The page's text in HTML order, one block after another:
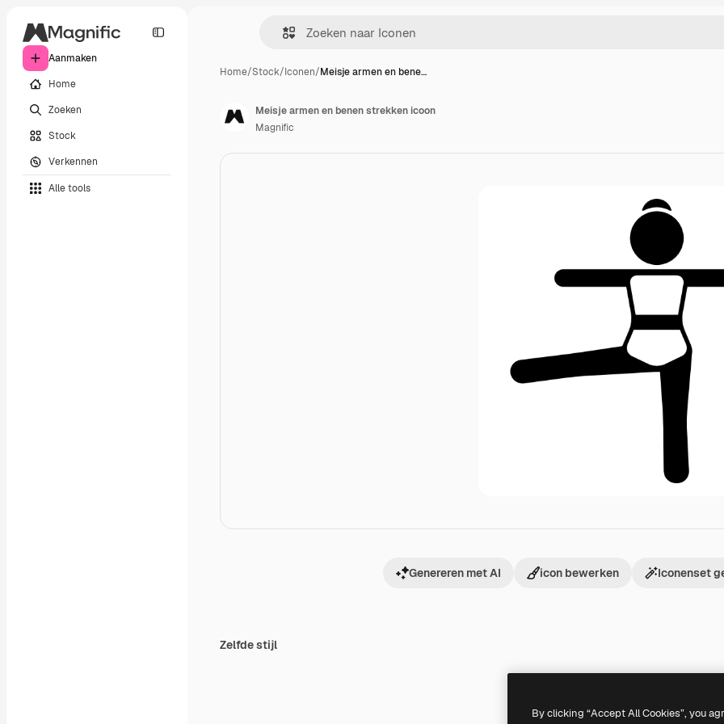
Aanmaken
Home
Zoeken
Stock
Verkennen
Alle tools
Home/Stock/Iconen/Meisje armen en bene…
Genereren met AI icon bewerken Iconenset
Meisje armen en benen strekken icoon
Magnific
Zelfde stijl
By clicking “Accept All Cookies”, you